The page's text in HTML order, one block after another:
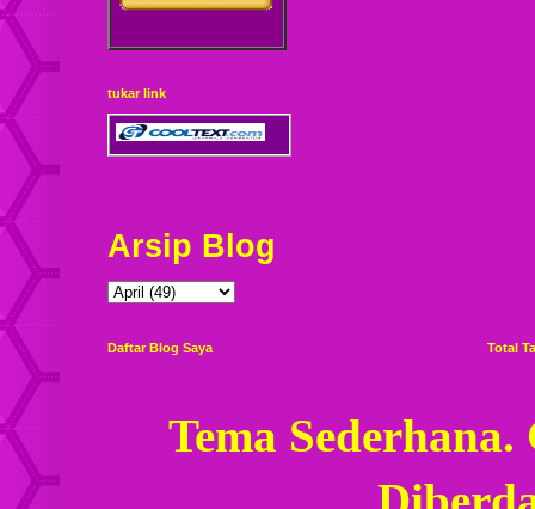
tukar link
Arsip Blog
Daftar Blog Saya Total
Tema